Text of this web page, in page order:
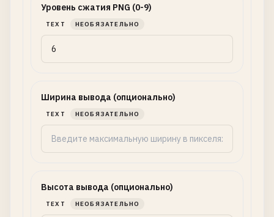
Уровень сжатия PNG (0-9)
TEXT НЕОБЯЗАТЕЛЬНО
Ширина вывода (опционально)
TEXT НЕОБЯЗАТЕЛЬНО
Высота вывода (опционально)
TEXT НЕОБЯЗАТЕЛЬНО